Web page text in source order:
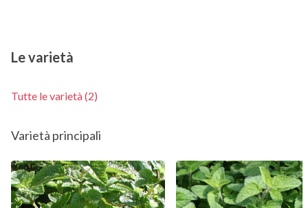
Le varietà
Tutte le varietà (2)
Varietà principali